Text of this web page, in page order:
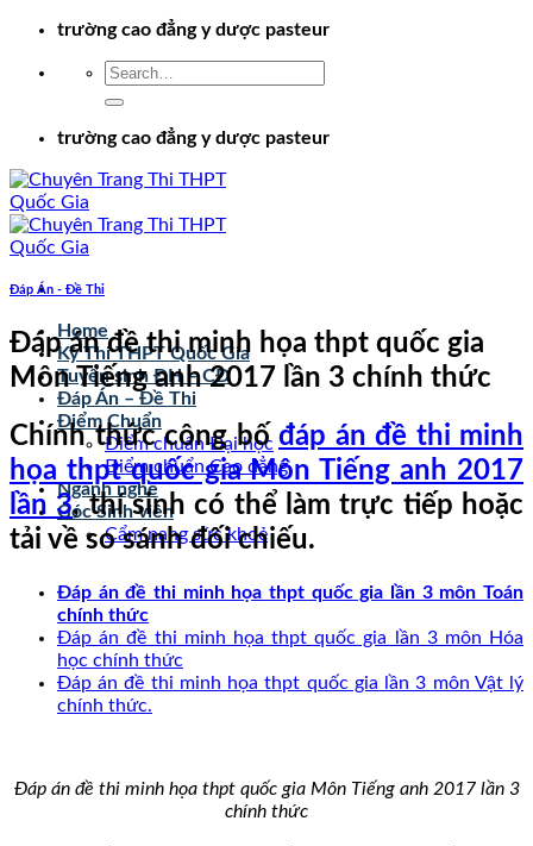
Chuyểntrường cao đẳng y dược pasteur
trường cao đẳng y dược pasteur
Home
Kỳ Thi THPT Quốc Gia
Tuyển sinh ĐH – CĐ
Đáp Án – Đề Thi
Điểm Chuẩn
Điểm chuẩn Đại học
Điểm chuẩn Cao đẳng
Ngành nghề
Góc Sinh viên
Cẩm nang sức khoẻ
Đáp Án - Đề Thi
Đáp án đề thi minh họa thpt quốc gia
Môn Tiếng anh 2017 lần 3 chính thức
Chính thức công bố đáp án đề thi minh
họa thpt quốc gia Môn Tiếng anh 2017
lần 3, thí sinh có thể làm trực tiếp hoặc
tải về so sánh đối chiếu.
Đáp án đề thi minh họa thpt quốc gia lần 3 môn Toán
chính thức
Đáp án đề thi minh họa thpt quốc gia lần 3 môn Hóa
học chính thức
Đáp án đề thi minh họa thpt quốc gia lần 3 môn Vật lý
chính thức.
Đáp án đề thi minh họa thpt quốc gia Môn Tiếng anh 2017 lần 3
chính thức